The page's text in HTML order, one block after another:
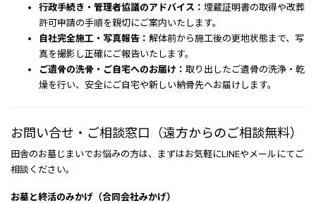
行政手続き・管理者協議のアドバイス： 埋蔵証明書の取得や改葬
許可申請の手順を親切にご案内いたします。
自社完全施工・写真報告： 解体前から施工後の更地状態まで、写
真を撮影し正確にご報告いたします。
ご遺骨の洗骨・ご自宅へのお届け： 取り出したご遺骨の洗浄・乾
燥を行い、安全にご自宅や新しい納骨先へお届けします。
お問い合せ・ご相談窓口（遠方からのご相談無料）
田舎のお墓じまいでお悩みの方は、まずはお気軽にLINEやメールにてご
相談ください。
お墓と終活のみかげ（合同会社みかげ）